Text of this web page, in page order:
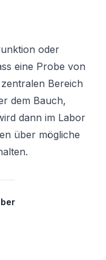
oder
eine Probe von
Bereich
dem Bauch,
dann im Labor
über mögliche